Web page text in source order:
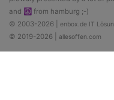
and ☮ from hamburg ;-)
© 2003-2026 | enbox.de IT
© 2019-2026 | allesoffen.com